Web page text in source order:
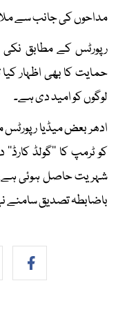
مداحوں کی جانب سے
رپورٹس کے مطابق نکی
حمایت کا بھی اظہار
لوگوں کو امید دی ہے۔
ادھر بعض میڈیا
کو ٹرمپ کا ’’گولڈ
شہریت حاصل ہوئی
باضابطہ تصدیق سامنے